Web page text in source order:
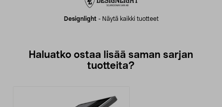
Designlight - Näytä kaikki tuotteet
Haluatko ostaa lisää saman sarjan
tuotteita?